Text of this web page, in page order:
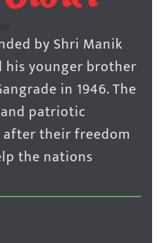
by Shri Manik
his younger brother
in 1946. The
patriotic
their freedom
the nations